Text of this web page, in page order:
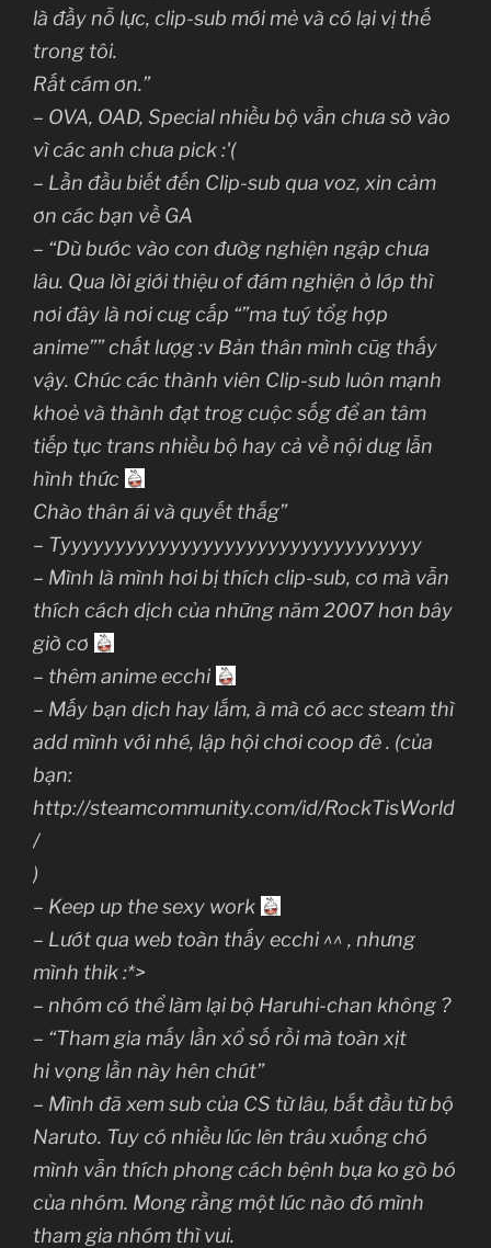
là đầy nỗ lực, clip-sub mới mẻ và có lại vị thế
trong tôi.
Rất cám ơn.”
– OVA, OAD, Special nhiều bộ vẫn chưa sờ vào
vì các anh chưa pick :'(
– Lần đầu biết đến Clip-sub qua voz, xin cảm
ơn các bạn về GA
– “Dù bước vào con đườg nghiện ngập chưa
lâu. Qua lời giới thiệu of đám nghiện ở lớp thì
nơi đây là nơi cug cấp “”ma tuý tổg hợp
anime”” chất lượg :v Bản thân mình cũg thấy
vậy. Chúc các thành viên Clip-sub luôn mạnh
khoẻ và thành đạt trog cuộc sốg để an tâm
tiếp tục trans nhiều bộ hay cả về nội dug lẫn
hình thức
Chào thân ái và quyết thắg”
– Tyyyyyyyyyyyyyyyyyyyyyyyyyyyyyyyyy
– Mình là mình hơi bị thích clip-sub, cơ mà vẫn
thích cách dịch của những năm 2007 hơn bây
giờ cơ
– thêm anime ecchi
– Mấy bạn dịch hay lắm, à mà có acc steam thì
add mình với nhé, lập hội chơi coop đê . (của
bạn:
http://steamcommunity.com/id/RockTisWorld
/
)
– Keep up the sexy work
– Lướt qua web toàn thấy ecchi ^^ , nhưng
mình thik :*>
– nhóm có thể làm lại bộ Haruhi-chan không ?
– “Tham gia mấy lần xổ số rồi mà toàn xịt
hi vọng lần này hên chút”
– Mình đã xem sub của CS từ lâu, bắt đầu từ bộ
Naruto. Tuy có nhiều lúc lên trâu xuống chó
mình vẫn thích phong cách bệnh bựa ko gò bó
của nhóm. Mong rằng một lúc nào đó mình
tham gia nhóm thì vui.